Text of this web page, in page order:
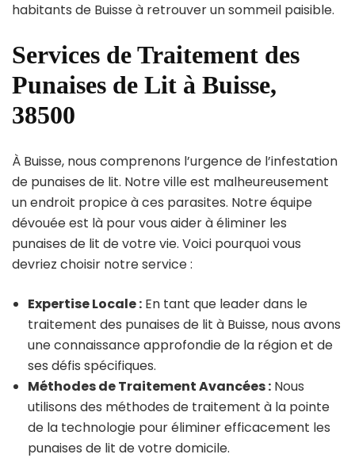
habitants de Buisse à retrouver un sommeil paisible.
Services de Traitement des
Punaises de Lit à Buisse,
38500
À Buisse, nous comprenons l’urgence de l’infestation
de punaises de lit. Notre ville est malheureusement
un endroit propice à ces parasites. Notre équipe
dévouée est là pour vous aider à éliminer les
punaises de lit de votre vie. Voici pourquoi vous
devriez choisir notre service :
Expertise Locale : En tant que leader dans le
traitement des punaises de lit à Buisse, nous avons
une connaissance approfondie de la région et de
ses défis spécifiques.
Méthodes de Traitement Avancées : Nous
utilisons des méthodes de traitement à la pointe
de la technologie pour éliminer efficacement les
punaises de lit de votre domicile.